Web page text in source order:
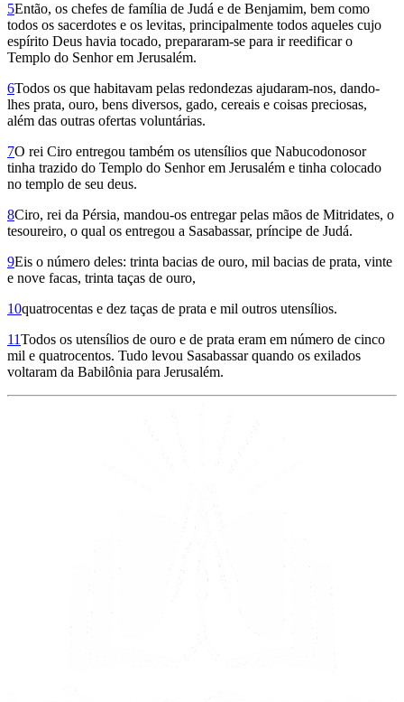
5Então, os chefes de família de Judá e de Benjamim, bem como
todos os sacerdotes e os levitas, principalmente todos aqueles cujo
espírito Deus havia tocado, prepararam-se para ir reedificar o
Templo do Senhor em Jerusalém.
6Todos os que habitavam pelas re­dondezas ajudaram-nos, dando-
lhes prata, ouro, bens diversos, gado, cereais e coisas preciosas,
além das outras ofertas voluntárias.
7O rei Ciro entregou também os utensílios que Nabucodonosor
tinha trazido do Templo do Senhor em Jerusalém e tinha colocado
no templo de seu deus.
8Ciro, rei da Pérsia, mandou-os entregar pelas mãos de Mitridates, o
tesoureiro, o qual os entregou a Sasabassar, príncipe de Judá.
9Eis o número deles: trinta bacias de ouro, mil bacias de prata, vinte
e nove facas, trinta taças de ouro,
10quatrocentas e dez taças de prata e mil outros utensílios.
11Todos os utensílios de ouro e de prata eram em número de cinco
mil e quatrocentos. Tudo levou Sasabassar quando os exilados
voltaram da Babilônia para Jerusalém.